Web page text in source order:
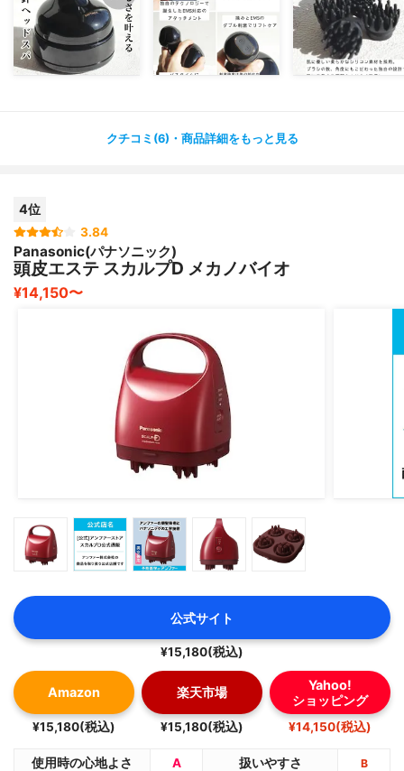
使い方は簡単。バスタイムに
軽く当てて動かすだけで頭皮や顔の筋肉にアプローチ🍀
振動があるので、ピリッとする感じも強すぎなくてほどよ
さらに防水仕様で低速、高速モードの他に5段階の
EMS（低周波の電気刺激）がついてます💕
2種類のアタッチメントを使い分けて使うと
全身のケアができます😊
多忙な現代人は頭皮やお顔も固くなりがち。
頭皮のケアは、お顔全体の印象アップにもつながるのでし
っかりケアしていきましょう💕
MYTREX EMS HEAD SPA
電気針ヘッドスパ
モノシル様よりプレゼントして頂きました。
クチコミ(6)・商品詳細をもっと見る
4位
3.84
Panasonic(パナソニック)
頭皮エステ スカルプD メカノバイオ
¥14,150〜
公式サイト
¥15,180(税込)
Amazon
¥15,180(税込)
楽天市場
¥15,180(税込)
Yahoo!
ショッピング
¥14,150(税込)
使用時の心地よさ A 扱いやすさ B